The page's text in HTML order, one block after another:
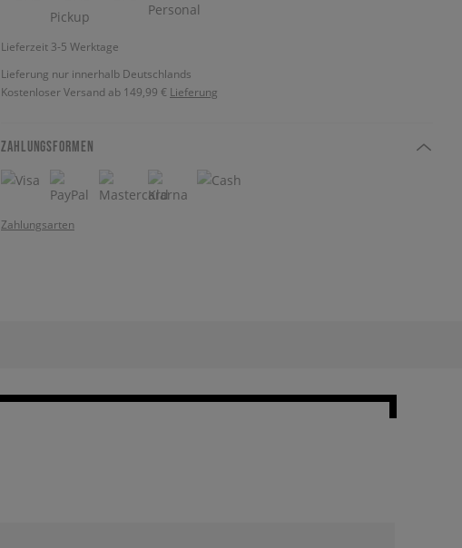
Lieferzeit 3-5 Werktage
Lieferung nur innerhalb Deutschlands
Kostenloser Versand ab 149,99 € Lieferung
ZAHLUNGSFORMEN
Zahlungsarten